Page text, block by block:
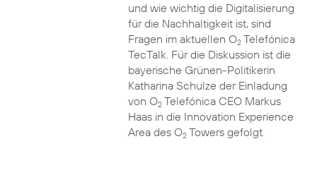
und wie wichtig die Digitalisierung
für die Nachhaltigkeit ist, sind
Fragen im aktuellen O2Telefónica
TecTalk. Für die Diskussion ist die
bayerische Grünen-Politikerin
Katharina Schulze der Einladung
von O2Telefónica CEO Markus
Haas in die Innovation Experience
Area des O2Towers gefolgt.